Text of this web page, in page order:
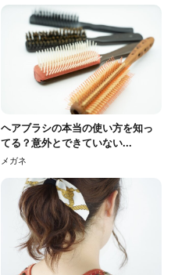
ヘアブラシの本当の使い方を知っ
てる？意外とできていない...
メガネ